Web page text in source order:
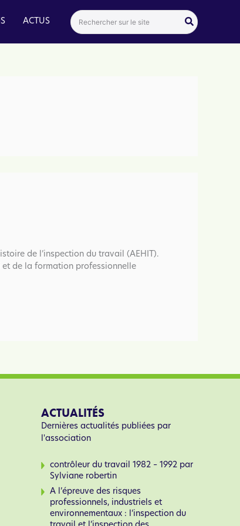
ACTUS
Search
for:
de l’inspection du travail (AEHIT).
et de la formation professionnelle
ACTUALITÉS
Dernières actualités publiées par
l'association
contrôleur du travail 1982 – 1992 par
Sylviane robertin
A l’épreuve des risques
professionnels, industriels et
environnementaux : l’inspection du